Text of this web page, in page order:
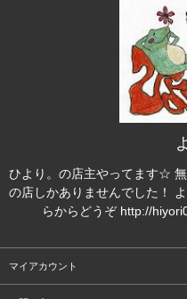
ひより。の店主やってます☆
の店しかありませんでした！
らからどうぞ http://
マイアカウント